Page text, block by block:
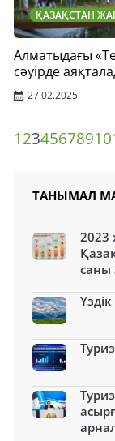
ҚАЗАҚСТАН
Алматыдағы
сәуірде
27.02.2025
12345678910
ТАНЫМАЛ
2023
саны